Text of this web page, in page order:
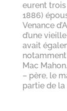
eurent trois
1886)
Venance
d’une
avait
Mac
– père, le
partie de la